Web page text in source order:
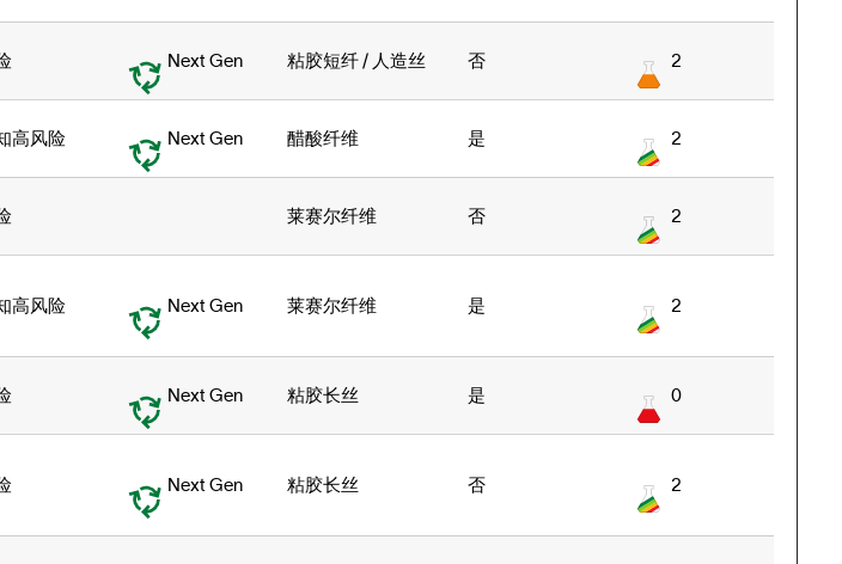
Next Gen 粘胶短纤 / 人造丝 否 2
高风险 Next Gen 醋酸纤维 是 2
莱赛尔纤维 否 2
高风险 Next Gen 莱赛尔纤维 是 2
Next Gen 粘胶长丝 是 0
Next Gen 粘胶长丝 否 2